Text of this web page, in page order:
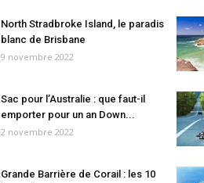
North Stradbroke Island, le paradis
blanc de Brisbane
9 novembre 2022
Sac pour l’Australie : que faut-il
emporter pour un an Down...
2 novembre 2022
Grande Barrière de Corail : les 10